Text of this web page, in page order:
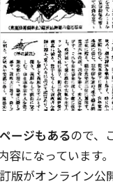
ージもあるので、
容になっています
版がオンライン公